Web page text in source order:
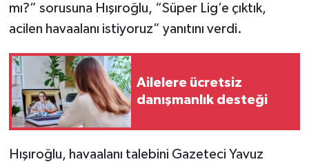
mı?” sorusuna Hışıroğlu, “Süper Lig’e çıktık,
acilen havaalanı istiyoruz” yanıtını verdi.
Ailelere ücretsiz
danışmanlık desteği
Hışıroğlu, havaalanı talebini Gazeteci Yavuz